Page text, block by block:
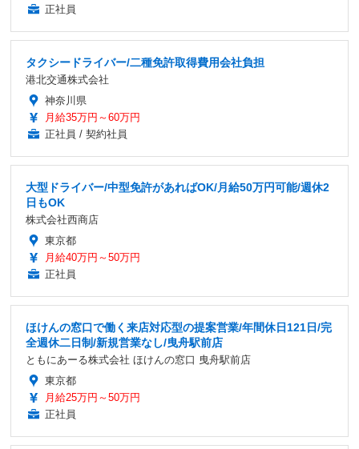
正社員
タクシードライバー/二種免許取得費用会社負担
港北交通株式会社
神奈川県
月給35万円～60万円
正社員 / 契約社員
大型ドライバー/中型免許があればOK/月給50万円可能/週休2
日もOK
株式会社西商店
東京都
月給40万円～50万円
正社員
ほけんの窓口で働く来店対応型の提案営業/年間休日121日/完
全週休二日制/新規営業なし/曳舟駅前店
ともにあーる株式会社 ほけんの窓口 曳舟駅前店
東京都
月給25万円～50万円
正社員